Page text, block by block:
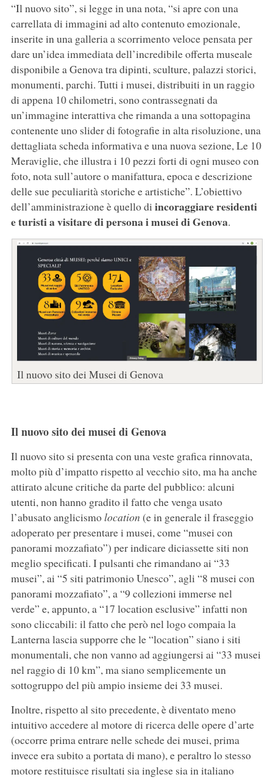
“Il nuovo sito”, si legge in una nota, “si apre con una
carrellata di immagini ad alto contenuto emozionale,
inserite in una galleria a scorrimento veloce pensata per
dare un’idea immediata dell’incredibile offerta museale
disponibile a Genova tra dipinti, sculture, palazzi storici,
monumenti, parchi. Tutti i musei, distribuiti in un raggio
di appena 10 chilometri, sono contrassegnati da
un’immagine interattiva che rimanda a una sottopagina
contenente uno slider di fotografie in alta risoluzione, una
dettagliata scheda informativa e una nuova sezione, Le 10
Meraviglie, che illustra i 10 pezzi forti di ogni museo con
foto, nota sull’autore o manifattura, epoca e descrizione
delle sue peculiarità storiche e artistiche”. L’obiettivo
dell’amministrazione è quello di incoraggiare residenti
e turisti a visitare di persona i musei di Genova.
Il nuovo sito dei Musei di Genova
Il nuovo sito dei musei di Genova
Il nuovo sito si presenta con una veste grafica rinnovata,
molto più d’impatto rispetto al vecchio sito, ma ha anche
attirato alcune critiche da parte del pubblico: alcuni
utenti, non hanno gradito il fatto che venga usato
l’abusato anglicismolocation (e in generale il fraseggio
adoperato per presentare i musei, come “musei con
panorami mozzafiato”) per indicare diciassette siti non
meglio specificati. I pulsanti che rimandano ai “33
musei”, ai “5 siti patrimonio Unesco”, agli “8 musei con
panorami mozzafiato”, a “9 collezioni immerse nel
verde” e, appunto, a “17 location esclusive” infatti non
sono cliccabili: il fatto che però nel logo compaia la
Lanterna lascia supporre che le “location” siano i siti
monumentali, che non vanno ad aggiungersi ai “33 musei
nel raggio di 10 km”, ma siano semplicemente un
sottogruppo del più ampio insieme dei 33 musei.
Inoltre, rispetto al sito precedente, è diventato meno
intuitivo accedere al motore di ricerca delle opere d’arte
(occorre prima entrare nelle schede dei musei, prima
invece era subito a portata di mano), e peraltro lo stesso
motore restituisce risultati sia inglese sia in italiano